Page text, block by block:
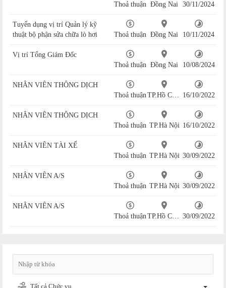
Thoả thuận Đồng Nai 30/11/2024
Tuyển dụng vị trí Quản lý kỹ
thuật bộ phận sửa chữa lò hơi
Thoả thuận Đồng Nai 10/11/2024
Vị trí Tổng Giám Đốc
Thoả thuận Đồng Nai 10/08/2024
NHÂN VIÊN THÔNG DỊCH
Thoả thuận
TP.Hồ Chí Minh 16/10/2022
NHÂN VIÊN THÔNG DỊCH
Thoả thuận TP.Hà Nội 16/10/2022
NHÂN VIÊN TÀI XẾ
Thoả thuận TP.Hà Nội 30/09/2022
NHÂN VIÊN A/S
Thoả thuận TP.Hà Nội 30/09/2022
NHÂN VIÊN A/S
Thoả thuận
TP.Hồ Chí Minh 30/09/2022
Tất cả Chức vụ